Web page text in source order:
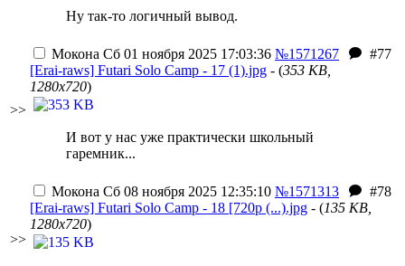
Ну так-то логичный вывод.
>>
Мокона Сб 01 ноября 2025 17:03:36 №1571267
#77
[Erai-raws] Futari Solo Camp - 17 (1).jpg - (353 KB,
1280x720)
И вот у нас уже практически школьный
гаремник...
>>
Мокона Сб 08 ноября 2025 12:35:10 №1571313
#78
[Erai-raws] Futari Solo Camp - 18 [720p (...).jpg - (135 KB,
1280x720)